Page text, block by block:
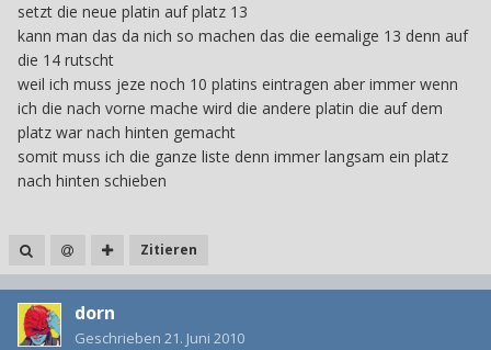
setzt die neue platin auf platz 13
kann man das da nich so machen das die eemalige 13 denn auf
die 14 rutscht
weil ich muss jeze noch 10 platins eintragen aber immer wenn
ich die nach vorne mache wird die andere platin die auf dem
platz war nach hinten gemacht
somit muss ich die ganze liste denn immer langsam ein platz
nach hinten schieben
Zitieren
dorn
Geschrieben 21. Juni 2010